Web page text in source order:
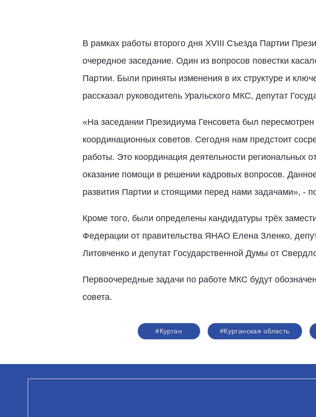
В рамках работы второго дня XVIII Съезда Партии
очередное заседание. Один из вопросов повестки
Партии. Были приняты изменения в их структуре и
рассказал руководитель Уральского МКС, депутат
«На заседании Президиума Генсовета был
координационных советов. Сегодня нам предстоит
работы. Это координация деятельности региональных
оказание помощи в решении кадровых вопросов.
развития Партии и стоящими перед нами задачами», -
Кроме того, были определены кандидатуры трёх
Федерации от правительства ЯНАО Елена Зленко,
Литовченко и депутат Государственной Думы от
Первоочередные задачи по работе МКС будут
совета.
#Курган #Курганская область